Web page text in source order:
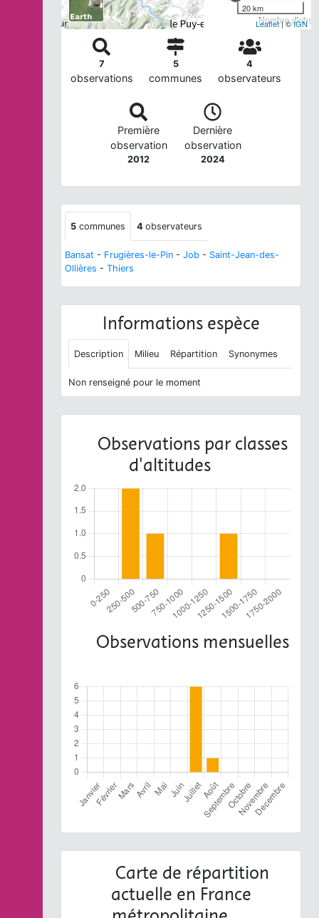
Nombre
20 km
Leaflet| ©IGN
7
observations
5
communes
4
observateurs
Première
observation
2012
Dernière
observation
2024
5 communes 4 observateurs
Bansat - Frugières-le-Pin - Job - Saint-Jean-des-
Ollières - Thiers
Informations espèce
Description Milieu Répartition Synonymes
Non renseigné pour le moment
Observations par classes
d'altitudes
Observations mensuelles
Carte de répartition
actuelle en France